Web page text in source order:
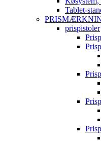
Tablet-
prispistoler